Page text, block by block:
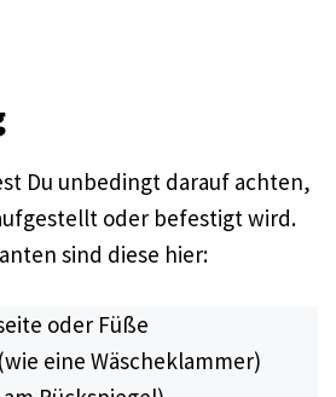
Du unbedingt darauf achten,
oder befestigt wird.
sind diese hier:
oder Füße
eine Wäscheklammer)